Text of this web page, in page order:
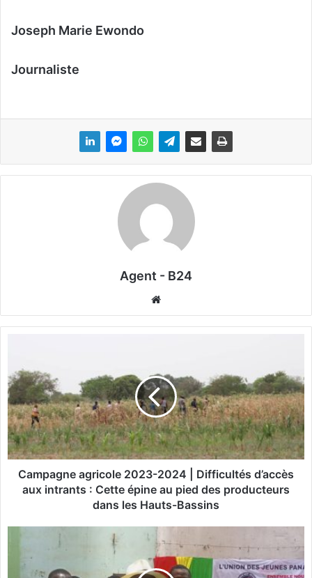
Joseph Marie Ewondo
Journaliste
Agent - B24
bsi
m
p
a
g
n
e
a
Campagne agricole 2023-2024 | Difficultés d’accès
aux intrants : Cette épine au pied des producteurs
dans les Hauts-Bassins